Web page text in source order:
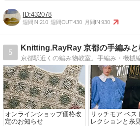
432078
週間IN:210 週間OUT:430 月間IN:930
5
Knitting.RayRay 京都の手編みと
オンラインショップ価格改
定のお知らせ
リッチモア ベス
レクションと糸